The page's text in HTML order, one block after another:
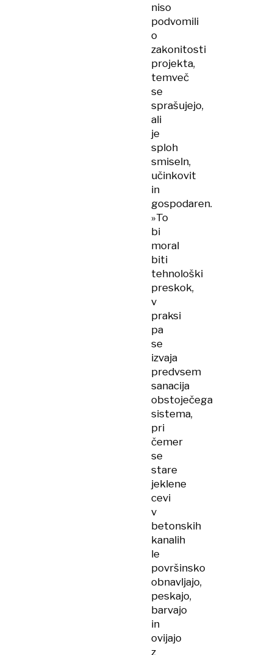
niso
podvomili
o
zakonitosti
projekta,
temveč
se
sprašujejo,
ali
je
sploh
smiseln,
učinkovit
in
gospodaren.
»To
bi
moral
biti
tehnološki
preskok,
v
praksi
pa
se
izvaja
predvsem
sanacija
obstoječega
sistema,
pri
čemer
se
stare
jeklene
cevi
v
betonskih
kanalih
le
površinsko
obnavljajo,
peskajo,
barvajo
in
ovijajo
z